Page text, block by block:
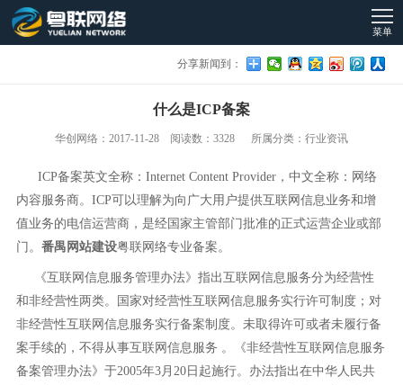
菜单
分享新闻到：
什么是ICP备案
华创网络：2017-11-28 阅读数：3328 所属分类：行业资讯
ICP备案英文全称：Internet Content Provider，中文全称：网络
内容服务商。ICP可以理解为向广大用户提供互联网信息业务和增
值业务的电信运营商，是经国家主管部门批准的正式运营企业或部
门。番禺网站建设粤联网络专业备案。
《互联网信息服务管理办法》指出互联网信息服务分为经营性
和非经营性两类。国家对经营性互联网信息服务实行许可制度；对
非经营性互联网信息服务实行备案制度。未取得许可或者未履行备
案手续的，不得从事互联网信息服务 。《非经营性互联网信息服务
备案管理办法》于2005年3月20日起施行。办法指出在中华人民共